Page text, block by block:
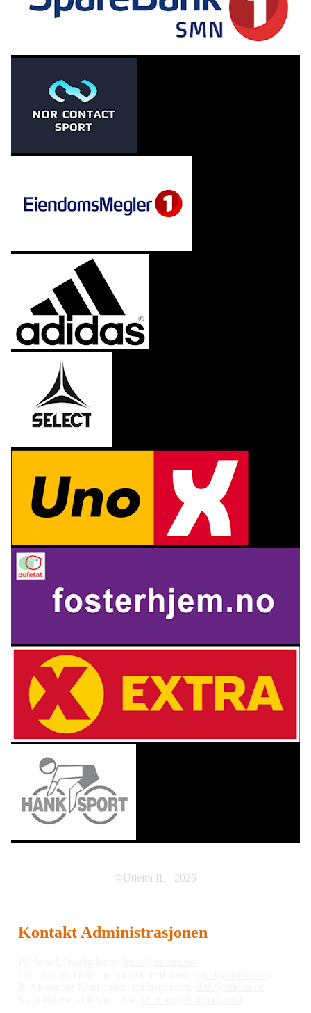
©Utleira IL - 2025
Kontakt Administrasjonen